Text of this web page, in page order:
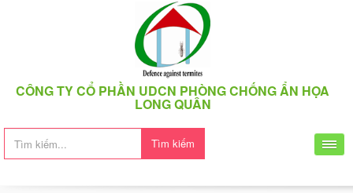
CÔNG TY CỔ PHẦN UDCN PHÒNG CHỐNG ẨN HỌA
LONG QUÂN
Tìm kiếm